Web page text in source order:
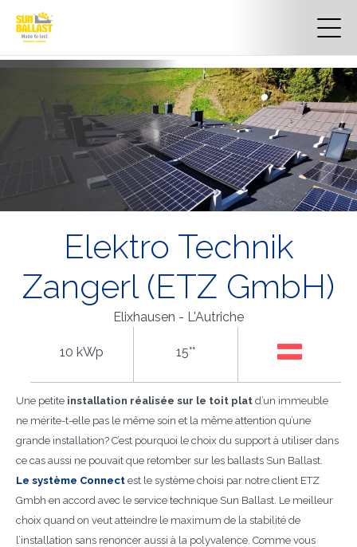
Elektro Technik
Zangerl (ETZ GmbH)
Elixhausen - L'Autriche
10 kWp 15°°
Une petite installation réalisée sur le toit plat d’un immeuble
ne mérite-t-elle pas le même soin et la même attention qu’une
grande installation? C’est pourquoi le choix du support à utiliser dans
ce cas aussi ne pouvait que retomber sur les ballasts Sun Ballast.
Le système Connect est le système choisi par notre client ETZ
Gmbh en accord avec le service technique Sun Ballast. Le meilleur
choix quand on veut atteindre le maximum de la stabilité de
l’installation sans renoncer aussi à la polyvalence. Comme vous